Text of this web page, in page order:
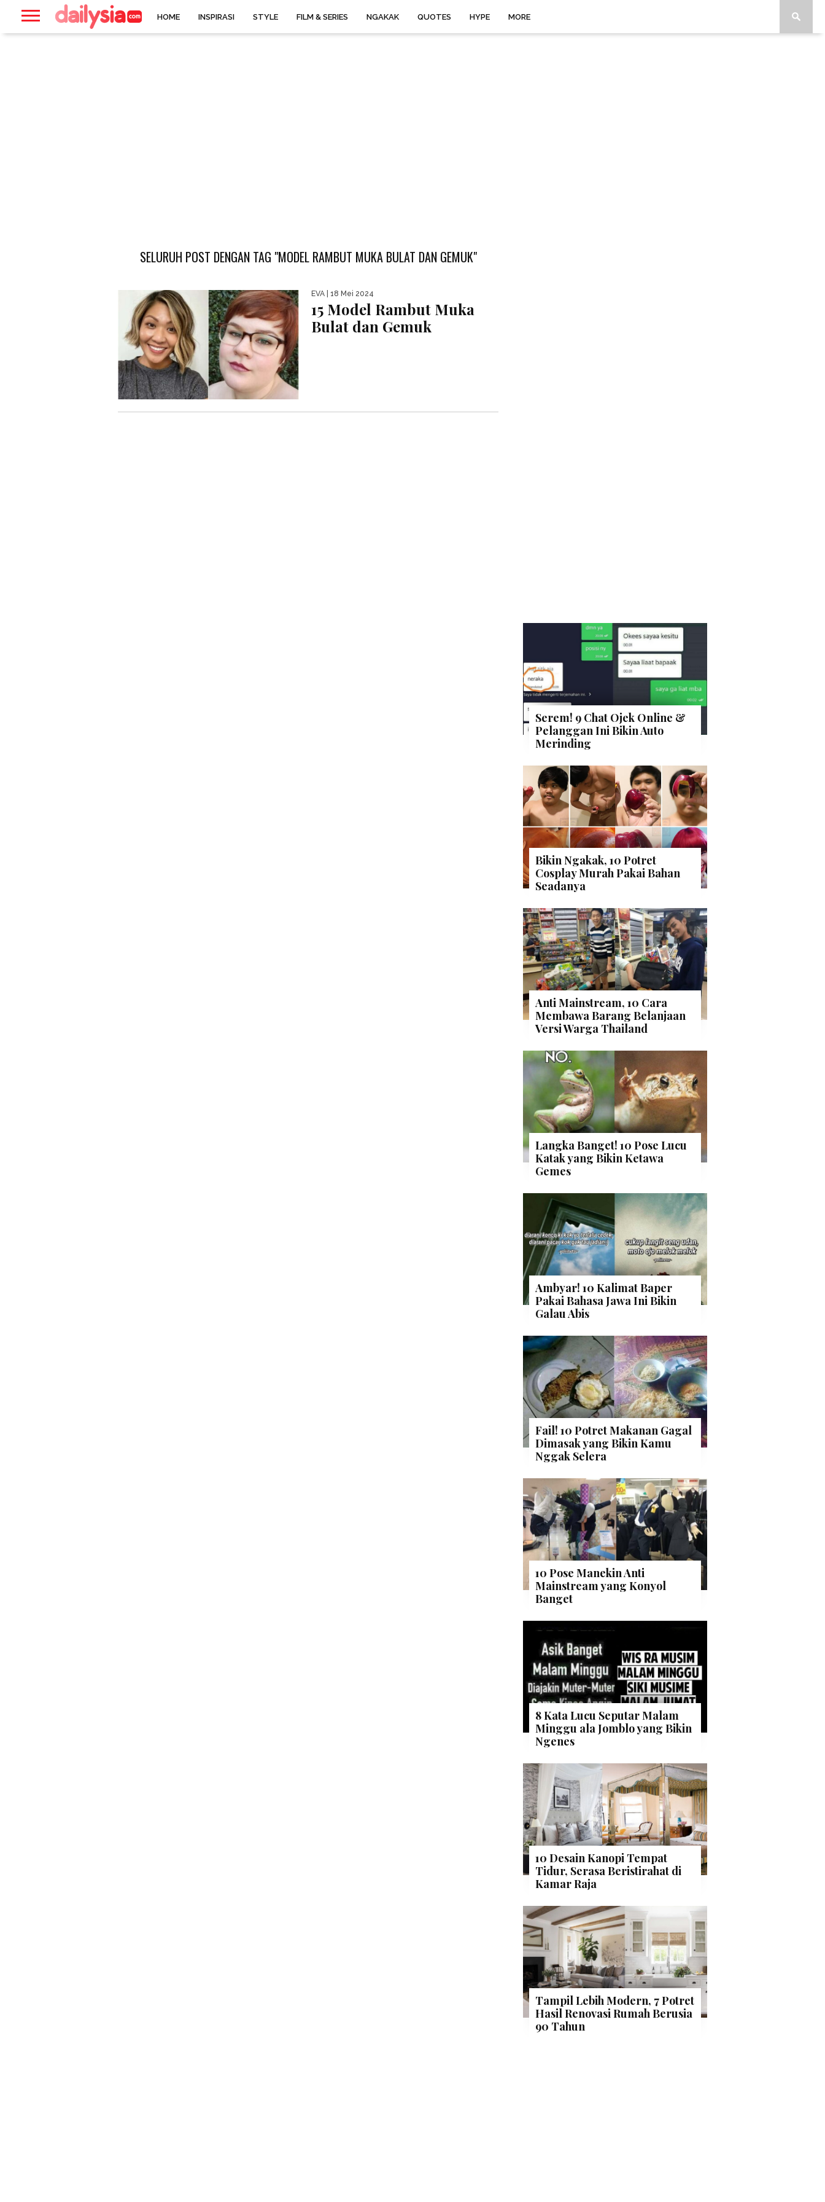
HOME INSPIRASI STYLE FILM & SERIES NGAKAK QUOTES HYPE MORE
SELURUH POST DENGAN TAG "MODEL RAMBUT MUKA BULAT DAN GEMUK"
EVA | 18 Mei 2024
15 Model Rambut Muka
Bulat dan Gemuk
Serem! 9 Chat Ojek Online &
Pelanggan Ini Bikin Auto
Merinding
Bikin Ngakak, 10 Potret
Cosplay Murah Pakai Bahan
Seadanya
Anti Mainstream, 10 Cara
Membawa Barang Belanjaan
Versi Warga Thailand
Langka Banget! 10 Pose Lucu
Katak yang Bikin Ketawa
Gemes
Ambyar! 10 Kalimat Baper
Pakai Bahasa Jawa Ini Bikin
Galau Abis
Fail! 10 Potret Makanan Gagal
Dimasak yang Bikin Kamu
Nggak Selera
10 Pose Manekin Anti
Mainstream yang Konyol
Banget
8 Kata Lucu Seputar Malam
Minggu ala Jomblo yang Bikin
Ngenes
10 Desain Kanopi Tempat
Tidur, Serasa Beristirahat di
Kamar Raja
Tampil Lebih Modern, 7 Potret
Hasil Renovasi Rumah Berusia
90 Tahun